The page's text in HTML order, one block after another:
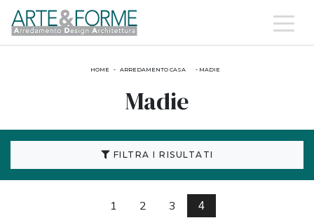
HOME - ARREDAMENTO CASA - MADIE
Madie
FILTRA I RISULTATI
1 2 3 4